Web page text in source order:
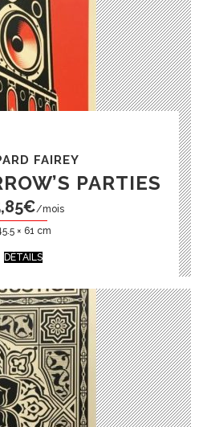
FAIREY
PARTIES
€/mois
× 61 cm
DÉTAILS